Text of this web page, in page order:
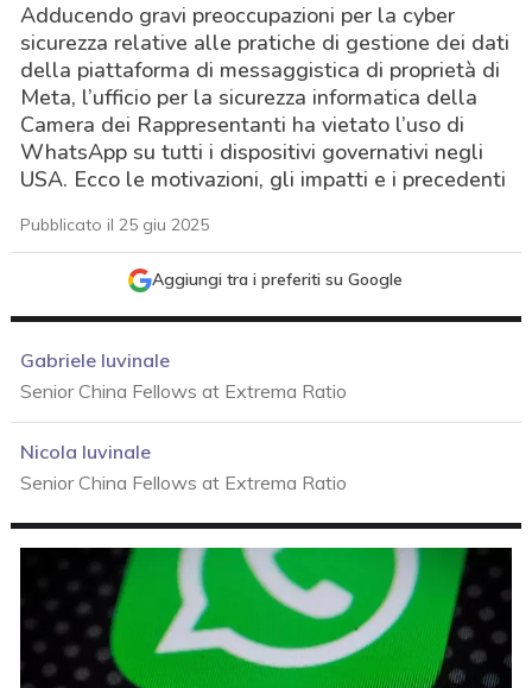
Adducendo gravi preoccupazioni per la cyber
sicurezza relative alle pratiche di gestione dei dati
della piattaforma di messaggistica di proprietà di
Meta, l’ufficio per la sicurezza informatica della
Camera dei Rappresentanti ha vietato l’uso di
WhatsApp su tutti i dispositivi governativi negli
USA. Ecco le motivazioni, gli impatti e i precedenti
Pubblicato il 25 giu 2025
Aggiungi tra i preferiti su Google
Gabriele Iuvinale
Senior China Fellows at Extrema Ratio
Nicola Iuvinale
Senior China Fellows at Extrema Ratio